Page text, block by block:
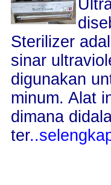
Sterilizer
sinar
digunakan
minum. Alat
dimana
ter